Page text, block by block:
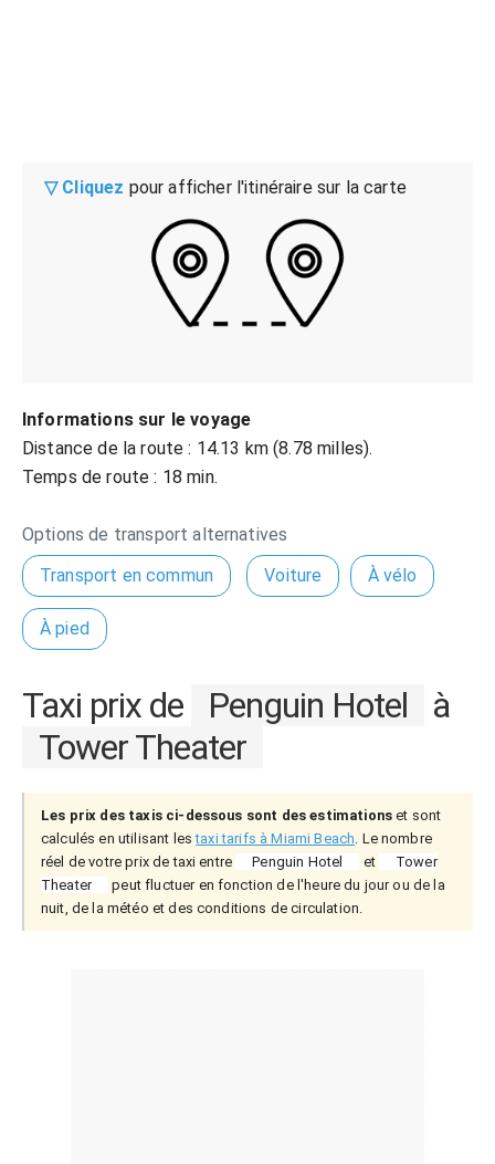
▽ Cliquez pour afficher l'itinéraire sur la carte
Informations sur le voyage
Distance de la route : 14.13 km (8.78 milles).
Temps de route : 18 min.
Options de transport alternatives
Transport en commun
Voiture À vélo
À pied
Taxi prix de Penguin Hotel
à
Tower Theater
Les prix des taxis ci-dessous sont des estimations et sont
calculés en utilisant lestaxi tarifs à Miami Beach. Le nombre
réel de votre prix de taxi entre
Penguin Hotel et
Tower
Theater
peut fluctuer en fonction de l'heure du jour ou de la
nuit, de la météo et des conditions de circulation.